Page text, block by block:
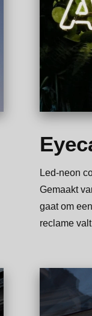
Led-neon
Gemaakt
gaat om
reclame